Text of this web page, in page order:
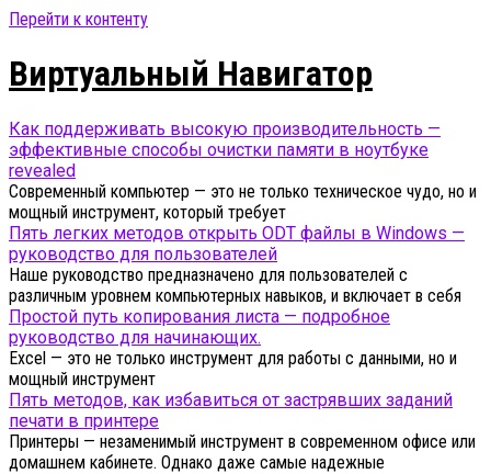
Перейти к контенту
Виртуальный Навигатор
Как поддерживать высокую производительность —
эффективные способы очистки памяти в ноутбуке
revealed
Современный компьютер — это не только техническое чудо, но и
мощный инструмент, который требует
Пять легких методов открыть ODT файлы в Windows —
руководство для пользователей
Наше руководство предназначено для пользователей с
различным уровнем компьютерных навыков, и включает в себя
Простой путь копирования листа — подробное
руководство для начинающих.
Excel — это не только инструмент для работы с данными, но и
мощный инструмент
Пять методов, как избавиться от застрявших заданий
печати в принтере
Принтеры — незаменимый инструмент в современном офисе или
домашнем кабинете. Однако даже самые надежные